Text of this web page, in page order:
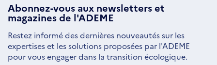
Abonnez-vous aux newsletterset
magazines de l'ADEME
Restez informé des dernières nouveautés sur les
expertises et les solutions proposées par l'ADEME
pour vous engager dans la transition écologique.